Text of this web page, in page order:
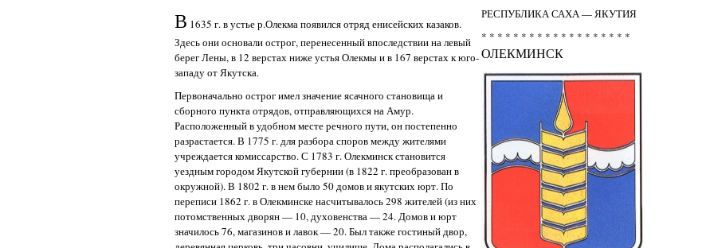
В 1635 г. в устье р.Олекма появился отряд енисейских казаков.
Здесь они основали острог, перенесенный впоследствии на левый
берег Лены, в 12 верстах ниже устья Олекмы и в 167 верстах к юго-
западу от Якутска.
Первоначально острог имел значение ясачного становища и
сборного пункта отрядов, отправляющихся на Амур.
Расположенный в удобном месте речного пути, он постепенно
разрастается. В 1775 г. для разбора споров между жителями
учреждается комиссарство. С 1783 г. Олекминск становится
уездным городом Якутской губернии (в 1822 г. преобразован в
окружной). В 1802 г. в нем было 50 домов и якутских юрт. По
переписи 1862 г. в Олекминске насчитывалось 298 жителей (из них
потомственных дворян — 10, духовенства — 24. Домов и юрт
значилось 76, магазинов и лавок — 20. Был также гостиный двор,
РЕСПУБЛИКА САХА — ЯКУТИЯ
* * * * * * * * * * * * * * * * * * *
ОЛЕКМИНСК